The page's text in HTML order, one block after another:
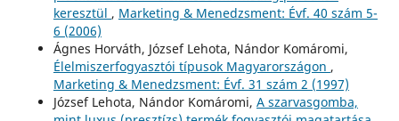
keresztül , Marketing & Menedzsment: Évf. 40 szám 5-
6 (2006)
Ágnes Horváth, József Lehota, Nándor Komáromi,
Élelmiszerfogyasztói típusok Magyarországon ,
Marketing & Menedzsment: Évf. 31 szám 2 (1997)
József Lehota, Nándor Komáromi, A szarvasgomba,